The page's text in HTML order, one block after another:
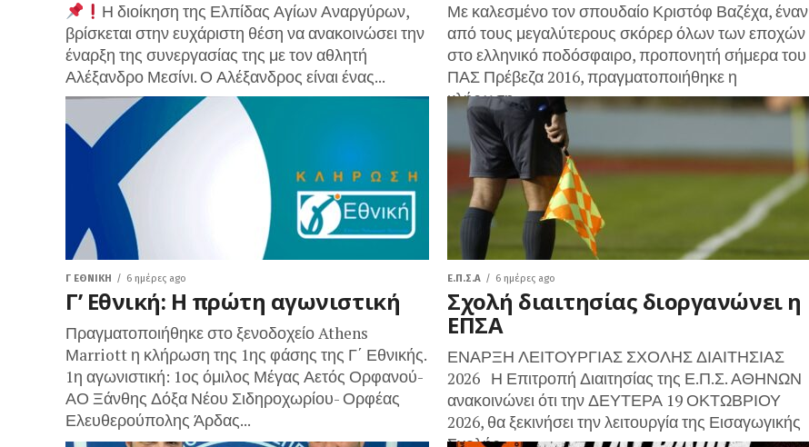
Η διοίκηση της Ελπίδας Αγίων Αναργύρων,
βρίσκεται στην ευχάριστη θέση να ανακοινώσει την
έναρξη της συνεργασίας της με τον αθλητή
Αλέξανδρο Μεσίνι. Ο Αλέξανδρος είναι ένας...
Με καλεσμένο τον σπουδαίο Κριστόφ Βαζέχα, έναν
από τους μεγαλύτερους σκόρερ όλων των εποχών
στο ελληνικό ποδόσφαιρο, προπονητή σήμερα του
ΠΑΣ Πρέβεζα 2016, πραγματοποιήθηκε η
κλήρωση...
Γ ΕΘΝΙΚΉ 6 ημέρες ago
Γ’ Εθνική: Η πρώτη αγωνιστική
Πραγματοποιήθηκε στο ξενοδοχείο Athens
Μarriott η κλήρωση της 1ης φάσης της Γ΄ Εθνικής.
1η αγωνιστική: 1ος όμιλος Μέγας Αετός Ορφανού-
ΑΟ Ξάνθης Δόξα Νέου Σιδηροχωρίου- Ορφέας
Ελευθερούπολης Άρδας...
Ε.Π.Σ.Α 6 ημέρες ago
Σχολή διαιτησίας διοργανώνει η
ΕΠΣΑ
ΕΝΑΡΞΗ ΛΕΙΤΟΥΡΓΙΑΣ ΣΧΟΛΗΣ ΔΙΑΙΤΗΣΙΑΣ
2026 Η Επιτροπή Διαιτησίας της Ε.Π.Σ. ΑΘΗΝΩΝ
ανακοινώνει ότι την ΔΕΥΤΕΡΑ 19 ΟΚΤΩΒΡΙΟΥ
2026, θα ξεκινήσει την λειτουργία της Εισαγωγικής